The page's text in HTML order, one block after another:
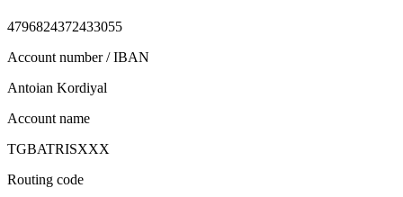
4796824372433055
Account number / IBAN
Antoian Kordiyal
Account name
TGBATRISXXX
Routing code